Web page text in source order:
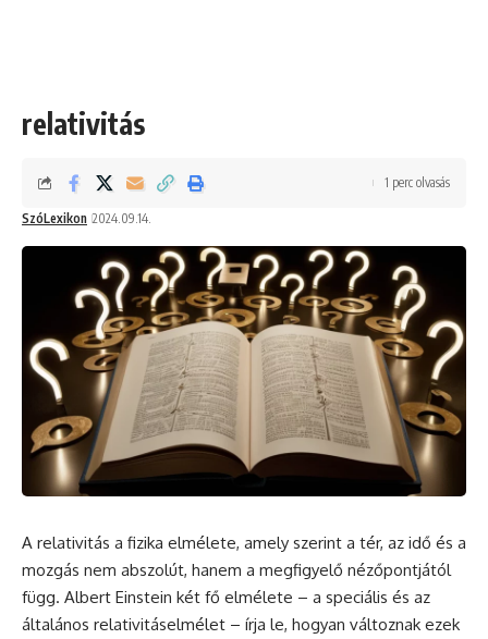
relativitás
SzóLexikon 2024.09.14.
1 perc olvasás
A relativitás a fizika elmélete, amely szerint a tér, az idő és a
mozgás nem abszolút, hanem a megfigyelő nézőpontjától
függ. Albert Einstein két fő elmélete – a speciális és az
általános relativitáselmélet – írja le, hogyan változnak ezek